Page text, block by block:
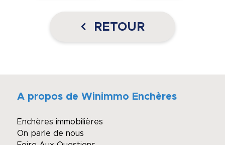
RETOUR
A propos de Winimmo Enchères
Enchères immobilières
On parle de nous